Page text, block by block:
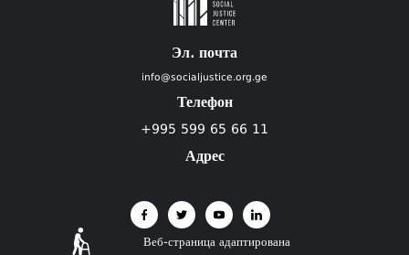
Эл. почта
info@socialjustice.org.ge
Телефон
+995 599 65 66 11
Адрес
Веб-страница адаптирована